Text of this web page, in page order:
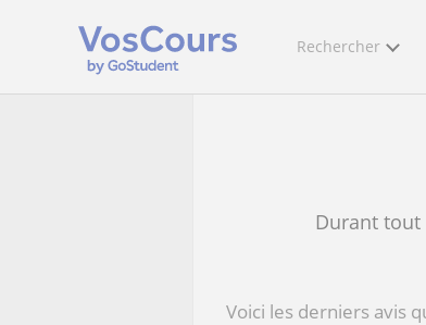
Rechercher
Durant tout
Voici les derniers avis